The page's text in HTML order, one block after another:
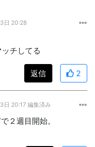
日 20:28
チしてる
返信 2
日 20:17 編集済み
で２週目開始。